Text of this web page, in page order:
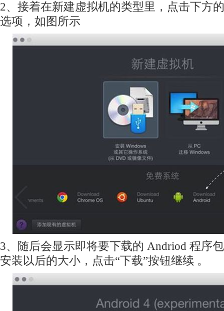
2、接着在新建虚拟机的类型里，点击下方
选项，如图所示
3、随后会显示即将要下载的 Andriod 程序
安装以后的大小，点击“下载”按钮继续 。